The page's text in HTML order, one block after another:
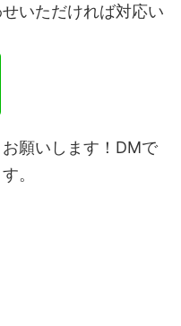
いただければ対応い
願いします！DMで
。